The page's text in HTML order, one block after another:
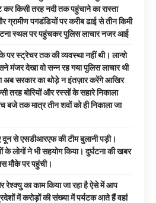
कर किसी तरह नदी तक पहुंचाने का रास्ता
ग्रामीण पगडंडियों पर करीब ढाई से तीन किमी
स्थल पर पहुंचकर पुलिस लाचार नजर आई
पर स्ट्रेचर तक की व्यवस्था नहीं थी। लान्शे
मंजर देखा वो सन्न रह गया पुलिस लाचार थी
अब सरकार का थोड़े न इंतज़ार करेंगे आखिर
तरह बोरियों और रस्सों के सहारे निकाला
बजे तक मात्र तीन शवों को ही निकाला जा
दून से एसडीआरएफ की टीम बुलानी पड़ी।
के लोगों ने भी सहयोग किया। दुर्घटना की खबर
मौके पर पहुंची।
रेश्क्यु का काम किया जा रहा है ऐसे में आप
में करोड़ों की संख्या में पर्यटक आते हैं वहां